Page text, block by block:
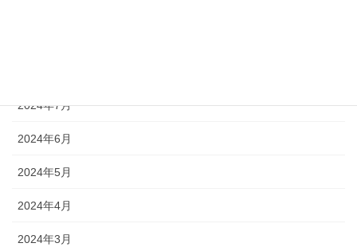
2024年7月
2024年6月
2024年5月
2024年4月
2024年3月